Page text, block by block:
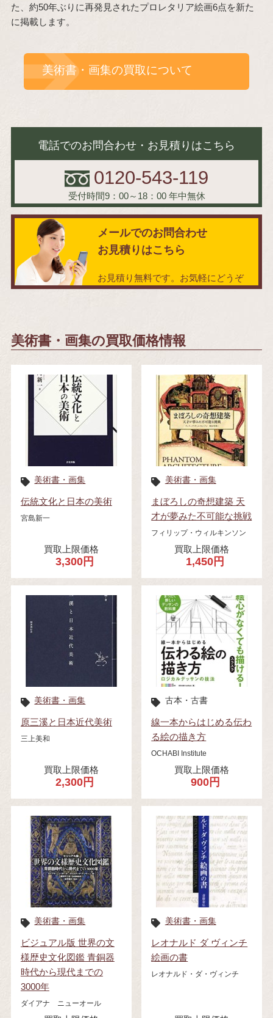
た、約50年ぶりに再発見されたプロレタリア絵画6点を新た
に掲載します。
美術書・画集の買取について
電話でのお問合わせ・お見積りはこちら
0120-543-119
受付時間9：00～18：00 年中無休
メールでのお問合わせ
お見積りはこちら
お見積り無料です。お気軽にどうぞ
美術書・画集の買取価格情報
美術書・画集
伝統文化と日本の美術
宮島新一
買取上限価格
3,300円
美術書・画集
まぼろしの奇想建築 天
才が夢みた不可能な挑戦
フィリップ・ウィルキンソン
買取上限価格
1,450円
美術書・画集
原三溪と日本近代美術
三上美和
買取上限価格
2,300円
古本・古書
線一本からはじめる伝わ
る絵の描き方
OCHABI Institute
買取上限価格
900円
美術書・画集
ビジュアル版 世界の文
様歴史文化図鑑 青銅器
時代から現代までの
3000年
ダイアナ ニューオール
美術書・画集
レオナルド ダ ヴィンチ
絵画の書
レオナルド・ダ・ヴィンチ